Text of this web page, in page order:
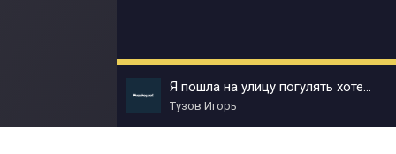
Я пошла на улицу погулять хотела
Тузов Игорь